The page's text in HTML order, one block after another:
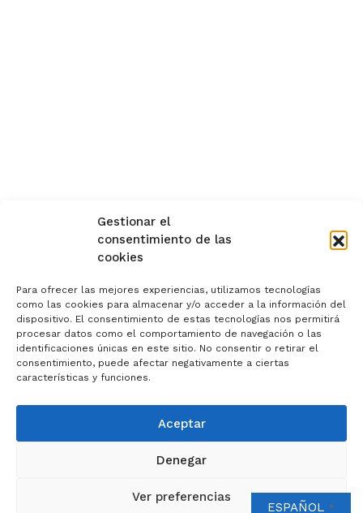
Gestionar el
consentimiento de las
cookies
Para ofrecer las mejores experiencias, utilizamos tecnologías
como las cookies para almacenar y/o acceder a la información del
dispositivo. El consentimiento de estas tecnologías nos permitirá
procesar datos como el comportamiento de navegación o las
identificaciones únicas en este sitio. No consentir o retirar el
consentimiento, puede afectar negativamente a ciertas
características y funciones.
Aceptar
Denegar
Ver preferencias
ESPAÑOL ▼